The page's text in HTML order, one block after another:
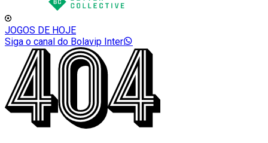
JOGOS DE HOJE
Siga o canal do Bolavip Inter